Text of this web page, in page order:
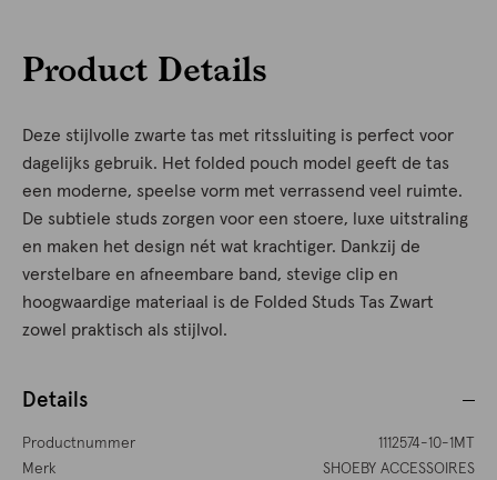
Product Details
Deze stijlvolle zwarte tas met ritssluiting is perfect voor
dagelijks gebruik. Het folded pouch model geeft de tas
een moderne, speelse vorm met verrassend veel ruimte.
De subtiele studs zorgen voor een stoere, luxe uitstraling
en maken het design nét wat krachtiger. Dankzij de
verstelbare en afneembare band, stevige clip en
hoogwaardige materiaal is de Folded Studs Tas Zwart
zowel praktisch als stijlvol.
Details
Productnummer
1112574-10-1MT
Merk
SHOEBY ACCESSOIRES